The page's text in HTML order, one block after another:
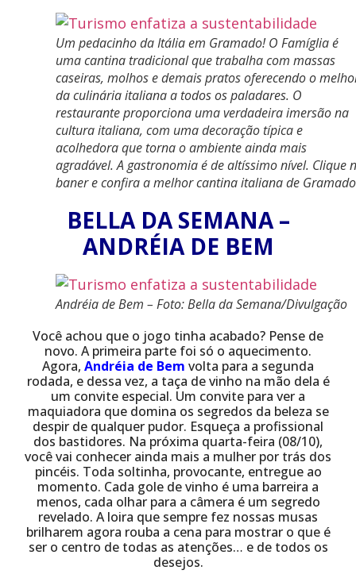
Um pedacinho da Itália em Gramado! O Famíglia é
uma cantina tradicional que trabalha com massas
caseiras, molhos e demais pratos oferecendo o
da culinária italiana a todos os paladares. O
restaurante proporciona uma verdadeira imersão na
cultura italiana, com uma decoração típica e
acolhedora que torna o ambiente ainda mais
agradável. A gastronomia é de altíssimo nível. Clique
baner e confira a melhor cantina italiana de Gramado
BELLA DA SEMANA –
ANDRÉIA DE BEM
Andréia de Bem – Foto: Bella da Semana/Divulgação
Você achou que o jogo tinha acabado? Pense de
novo. A primeira parte foi só o aquecimento.
Agora, Andréia de Bem volta para a segunda
rodada, e dessa vez, a taça de vinho na mão dela é
um convite especial. Um convite para ver a
maquiadora que domina os segredos da beleza se
despir de qualquer pudor. Esqueça a profissional
dos bastidores. Na próxima quarta-feira (08/10),
você vai conhecer ainda mais a mulher por trás dos
pincéis. Toda soltinha, provocante, entregue ao
momento. Cada gole de vinho é uma barreira a
menos, cada olhar para a câmera é um segredo
revelado. A loira que sempre fez nossas musas
brilharem agora rouba a cena para mostrar o que é
ser o centro de todas as atenções… e de todos os
desejos.